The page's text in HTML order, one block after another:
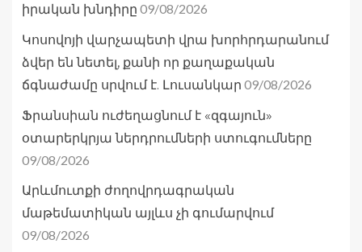
իրական խնդիրը 09/08/2026
Կոսովոյի վարչապետի վրա խորհրդարանում
ձվեր են նետել, քանի որ քաղաքական
ճգնաժամը սրվում է. Լուսանկար 09/08/2026
Ֆրանսիան ուժեղացնում է «զգայուն»
օտարերկրյա ներդրումների ստուգումները
09/08/2026
Արևմուտքի ժողովրդագրական
մաթեմատիկան այլևս չի գումարվում
09/08/2026